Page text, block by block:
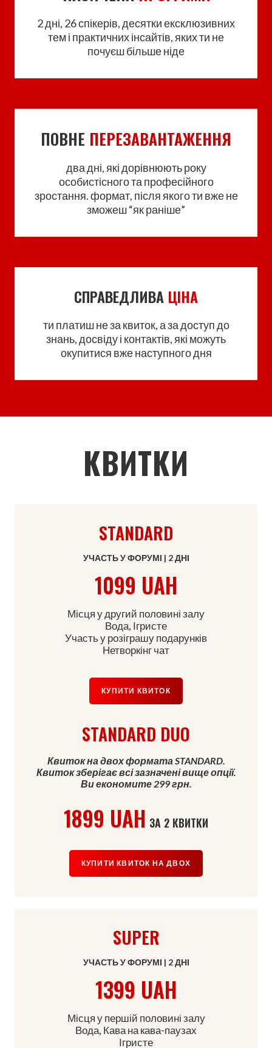
2 дні, 26 спікерів, десятки ексклюзивних
тем і практичних інсайтів, яких ти не
почуєш більше ніде
ПОВНЕ ПЕРЕЗАВАНТАЖЕННЯ
два дні, які дорівнюють року
особистісного та професійного
зростання. формат, після якого ти вже не
зможеш “як раніше”
СПРАВЕДЛИВА ЦІНА
ти платиш не за квиток, а за доступ до
знань, досвіду і контактів, які можуть
окупитися вже наступного дня
КВИТКИ
STANDARD
УЧАСТЬ У ФОРУМІ | 2 ДНІ
1099 UAH
Місця у другий половині залу
Вода, Ігристе
Участь у розіграшу подарунків
Нетворкінг чат
КУПИТИ КВИТОК
STANDARD DUO
Квиток на двох формата STANDARD.
Квиток зберігає всі зазначені вище опції.
Ви економите 299 грн.
1899 UAH ЗА 2 КВИТКИ
КУПИТИ КВИТОК НА ДВОХ
SUPER
УЧАСТЬ У ФОРУМІ | 2 ДНІ
1399 UAH
Місця у першій половині залу
Вода, Кава на кава-паузах
Ігристе